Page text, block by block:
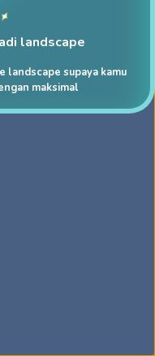
landscape
landscape supaya kamu
maksimal